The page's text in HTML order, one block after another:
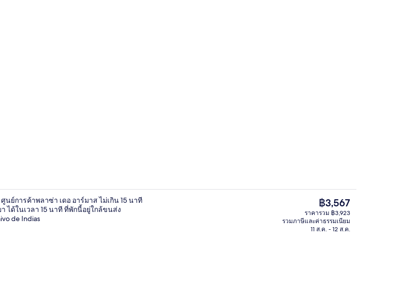
นย์การค้าพลาซ่า เดอ อาร์มาส ไม่เกิน 15 นาที
ได้ในเวลา 15 นาที ที่พักนี้อยู่ใกล้ขนส่ง
de Indias
ราคา
ปัจจุบัน
฿3,567
฿3,567
ราคารวม ฿3,923
รวมภาษีและค่าธรรมเนียม
11 ส.ค. - 12 ส.ค.